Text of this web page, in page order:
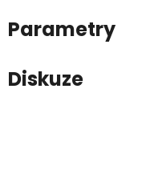
Parametry
Diskuze